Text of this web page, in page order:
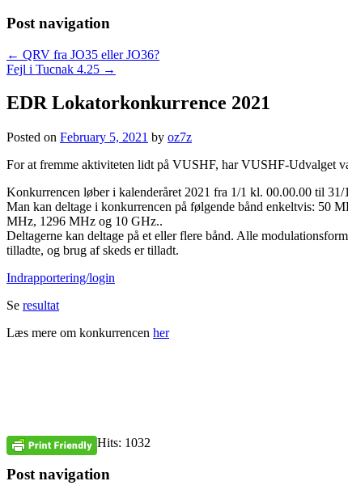
Post navigation
← QRV fra JO35 eller JO36?
Fejl i Tucnak 4.25 →
EDR Lokatorkonkurrence 2021
Posted on February 5, 2021 by oz7z
For at fremme aktiviteten lidt på VUSHF, har VUSHF-Udvalget
Konkurrencen løber i kalenderåret 2021 fra 1/1 kl. 00.00.00 til 31/
Man kan deltage i konkurrencen på følgende bånd enkeltvis: 50
MHz, 1296 MHz og 10 GHz..
Deltagerne kan deltage på et eller flere bånd. Alle
tilladte, og brug af skeds er tilladt.
Indrapportering/login
Se resultat
Læs mere om konkurrencen her
Hits: 1032
Post navigation